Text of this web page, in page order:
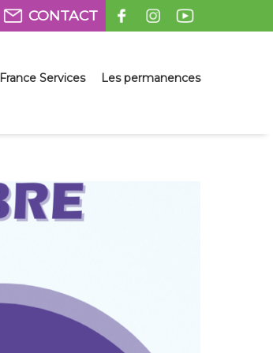
CONTACT
France Services Les permanences